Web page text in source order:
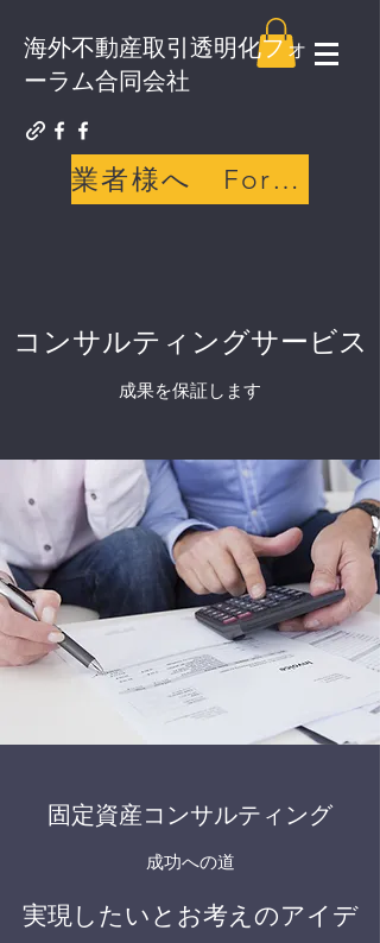
海外不動産取引透明化フォ
ーラム合同会社
業者様へ For sellers
コンサルティングサービス
成果を保証します
固定資産コンサルティング
成功への道
実現したいとお考えのアイデ